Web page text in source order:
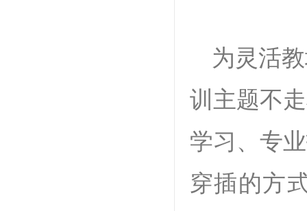
为灵活
训主题不
学习、专
穿插的方